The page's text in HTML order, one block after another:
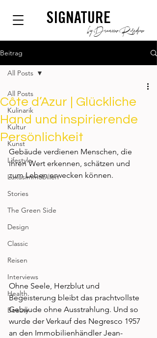
SIGNATURE
by Dianium Residence
Beitrag
All Posts
Kulinarik
Kultur
Kunst
Lifestyle
Luxusimmobilien
Stories
The Green Side
Design
Classic
Reisen
Interviews
Health
Beauty
All Posts
Côte d’Azur | Glückliche
Hand und inspirierende
Persönlichkeit
Gebäude verdienen Menschen, die
ihren Wert erkennen, schätzen und
zum Leben erwecken können.
Ohne Seele, Herzblut und
Begeisterung bleibt das prachtvollste
Gebäude ohne Ausstrahlung. Und so
wurde der Verkauf des Negresco 1957
an den Immobilienhändler Jean-